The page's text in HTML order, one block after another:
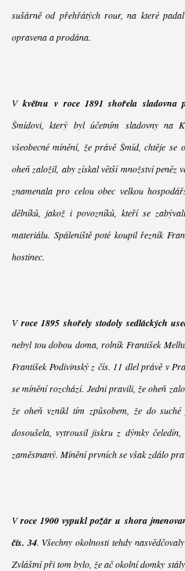
sušárně od přehřátých rour, na které
opravena a prodána.
Vkvětnu v roce 1891 shořela sladovna
Šmídovi, který byl účetním sladovny na
všeobecné mínění, že právě Šmíd, chtěje
oheň založil, aby získal větší množství peněz
znamenala pro celou obec velkou
dělníků, jakož i povozníků, kteří se
materiálu. Spáleniště poté koupil řezník
hostinec.
V roce 1895 shořely stodoly sedláckých
nebyl tou dobou doma, rolník František
František Podivinský z čís. 11 dlel právě v
se mínění rozchází. Jedni pravili, že oheň
že oheň vznikl tím způsobem, že do
dosoušela, vytrousil jiskru z dýmky
zaměstnaný. Mínění prvních se však zdálo
Vroce 1900 vypukl požár u shora
čís. 34. Všechny okolnosti tehdy
Zvláštní při tom bylo, že ač okolní domky